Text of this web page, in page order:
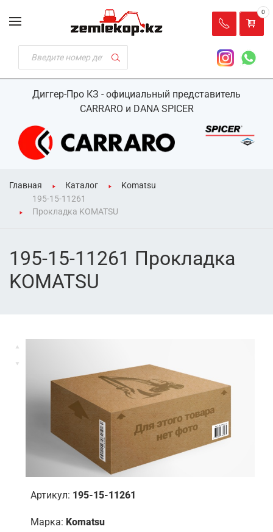
Диггер-Про КЗ - официальный представитель
CARRARO и DANA SPICER
0
Главная Каталог
Komatsu
195-15-11261
Прокладка KOMATSU
195-15-11261 Прокладка
KOMATSU
Артикул: 195-15-11261
Марка: Komatsu